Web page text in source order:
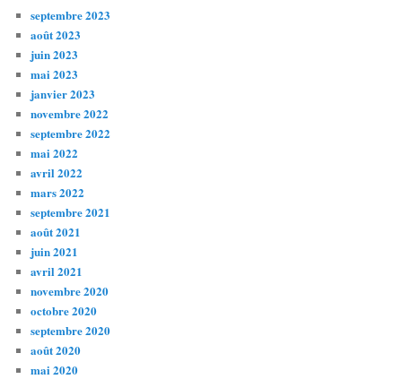
septembre 2023
août 2023
juin 2023
mai 2023
janvier 2023
novembre 2022
septembre 2022
mai 2022
avril 2022
mars 2022
septembre 2021
août 2021
juin 2021
avril 2021
novembre 2020
octobre 2020
septembre 2020
août 2020
mai 2020